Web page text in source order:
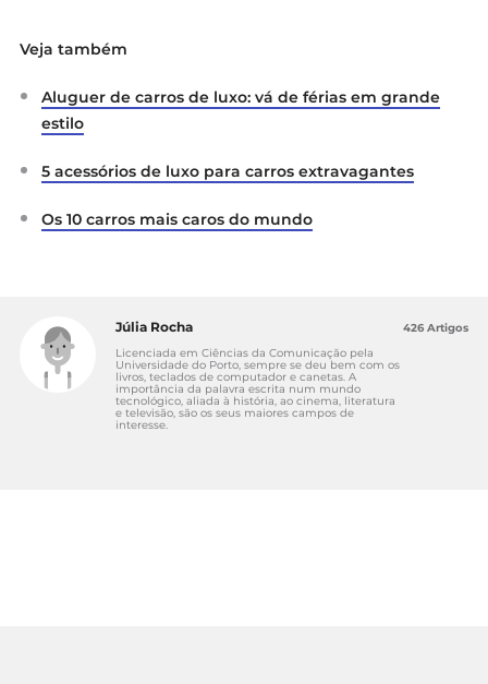
Veja também
Aluguer de carros de luxo: vá de férias em grande
estilo
5 acessórios de luxo para carros extravagantes
Os 10 carros mais caros do mundo
Júlia Rocha
Licenciada em Ciências da Comunicação pela
Universidade do Porto, sempre se deu bem com os
livros, teclados de computador e canetas. A
importância da palavra escrita num mundo
tecnológico, aliada à história, ao cinema, literatura
e televisão, são os seus maiores campos de
interesse.
426 Artigos